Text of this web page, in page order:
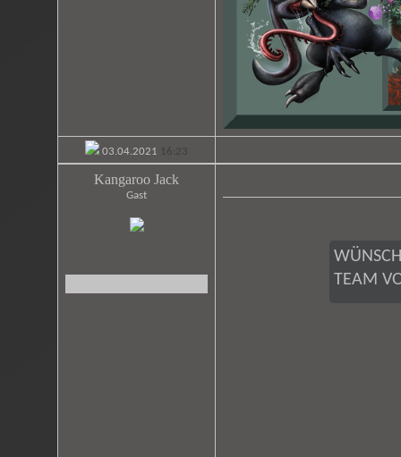
03.04.2021 16:23
Kangaroo Jack
Gast
TEAM